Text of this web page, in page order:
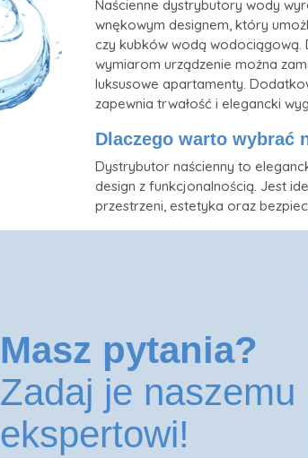
Naścienne dystrybutory wody
wnękowym designem, który
czy kubków wodą wodociągową.
wymiarom urządzenie można
luksusowe apartamenty.
zapewnia trwałość i elegancki
Dlaczego warto wybrać
Dystrybutor naścienny to
design z funkcjonalnością. Jest
przestrzeni, estetyka oraz
Masz pytania?
Zadaj je naszemu
ekspertowi!